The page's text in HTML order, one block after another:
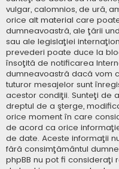
vulgar, calomnios, de ură,
orice alt material care
dumneavoastră, ale ţării
sau ale legislaţiei
prevederi poate duce la
însoţită de notificarea
dumneavoastră dacă vom
tuturor mesajelor sunt
acestor condiţii. Sunteţi de
dreptul de a şterge,
orice moment în care
de acord ca orice
de date. Aceste informaţii
fără consimţământul
phpBB nu pot fi consideraţi